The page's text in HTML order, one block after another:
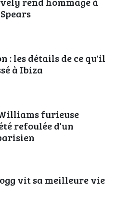
: les détails de ce qu'il
à Ibiza
furieuse
refoulée d'un
vit sa meilleure vie